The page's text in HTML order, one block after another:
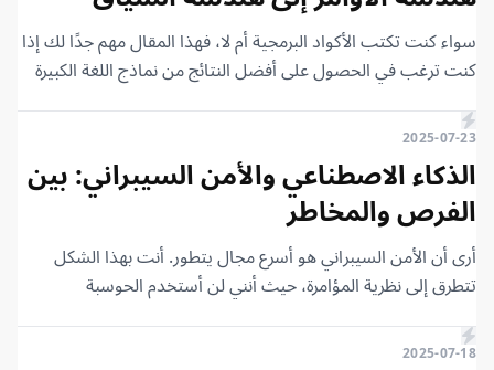
سواء كنت تكتب الأكواد البرمجية أم لا، فهذا المقال مهم جدًا لك إذا
كنت ترغب في الحصول على أفضل النتائج من نماذج اللغة الكبيرة
سنتحدث عن مصطلحين مهمين جدًا: الأول هو هندسة الأوامر
(Prompt Engineering)، والثاني والأحدث منه هو هندسة السياق
(Context Engineering)، وهو مصطلح في غاية الأهمية.
2025-07-23
الذكاء الاصطناعي والأمن السيبراني: بين
الفرص والمخاطر
أرى أن الأمن السيبراني هو أسرع مجال يتطور. أنت بهذا الشكل
تتطرق إلى نظرية المؤامرة، حيث أنني لن أستخدم الحوسبة
ليس مجرد كتابة كود عشوائي، ودعنا نتناول هذه النقطة لأنني
2025-07-18